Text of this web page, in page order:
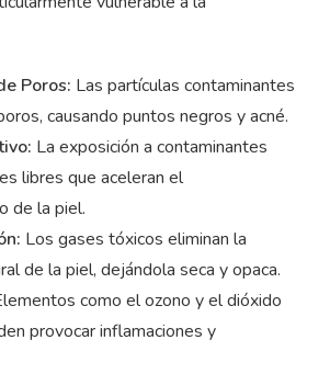
Poros: Las partículas contaminantes
causando puntos negros y acné.
La exposición a contaminantes
libres que aceleran el
de la piel.
Los gases tóxicos eliminan la
de la piel, dejándola seca y opaca.
como el ozono y el dióxido
provocar inflamaciones y